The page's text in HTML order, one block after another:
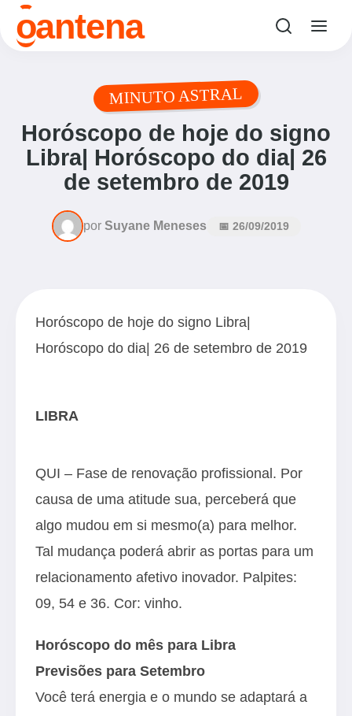
oantena
MINUTO ASTRAL
Horóscopo de hoje do signo
Libra| Horóscopo do dia| 26
de setembro de 2019
por Suyane Meneses 📅 26/09/2019
Horóscopo de hoje do signo Libra|
Horóscopo do dia| 26 de setembro de 2019
LIBRA
QUI – Fase de renovação profissional. Por
causa de uma atitude sua, perceberá que
algo mudou em si mesmo(a) para melhor.
Tal mudança poderá abrir as portas para um
relacionamento afetivo inovador. Palpites:
09, 54 e 36. Cor: vinho.
Horóscopo do mês para Libra
Previsões para Setembro
Você terá energia e o mundo se adaptará a